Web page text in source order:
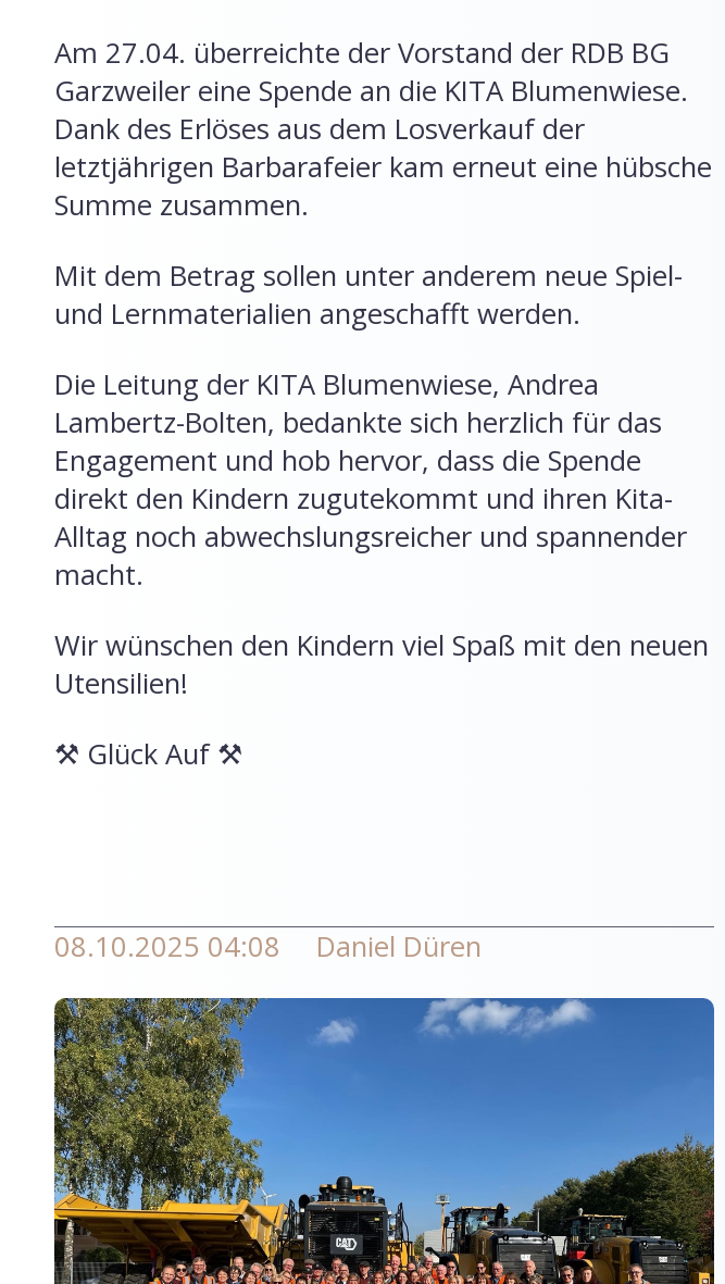
Am 27.04. überreichte der Vorstand der RDB BG
Garzweiler eine Spende an die KITA Blumenwiese.
Dank des Erlöses aus dem Losverkauf der
letztjährigen Barbarafeier kam erneut eine hübsche
Summe zusammen.
Mit dem Betrag sollen unter anderem neue Spiel-
und Lernmaterialien angeschafft werden.
Die Leitung der KITA Blumenwiese, Andrea
Lambertz-Bolten, bedankte sich herzlich für das
Engagement und hob hervor, dass die Spende
direkt den Kindern zugutekommt und ihren Kita-
Alltag noch abwechslungsreicher und spannender
macht.
Wir wünschen den Kindern viel Spaß mit den neuen
Utensilien!
⚒️ Glück Auf ⚒️
08.10.2025 04:08 Daniel Düren